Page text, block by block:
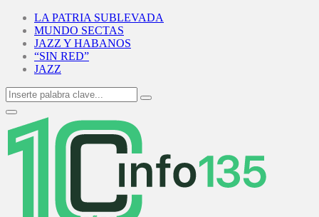
LA PATRIA SUBLEVADA
MUNDO SECTAS
JAZZ Y HABANOS
“SIN RED”
JAZZ
Search
for:
Search
Primary
Menu